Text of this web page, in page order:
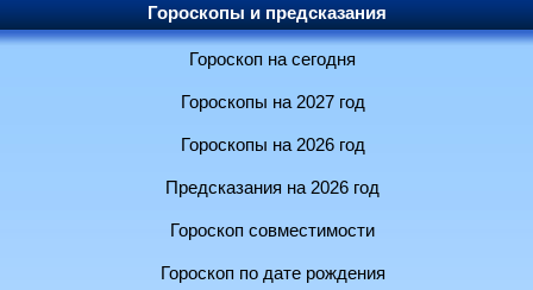
Гороскопы и предсказания
Гороскоп на сегодня
Гороскопы на 2027 год
Гороскопы на 2026 год
Предсказания на 2026 год
Гороскоп совместимости
Гороскоп по дате рождения